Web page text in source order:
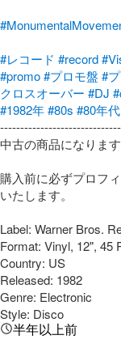
#レコード #record
#promo #プロモ盤 #
クロスオーバー #DJ
#1982年 #80s #80年代
中古の商品になりま
購入前に必ずプロフ
いたします。
Label: Warner Bros.
Format: Vinyl, 12", 45
Country: US
Released: 1982
Genre: Electronic
Style: Disco
半年以上前